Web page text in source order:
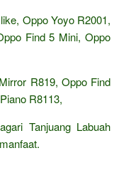
Oppo Yoyo R2001,
Find 5 Mini, Oppo
R819, Oppo Find
R8113,
Tanjuang Labuah